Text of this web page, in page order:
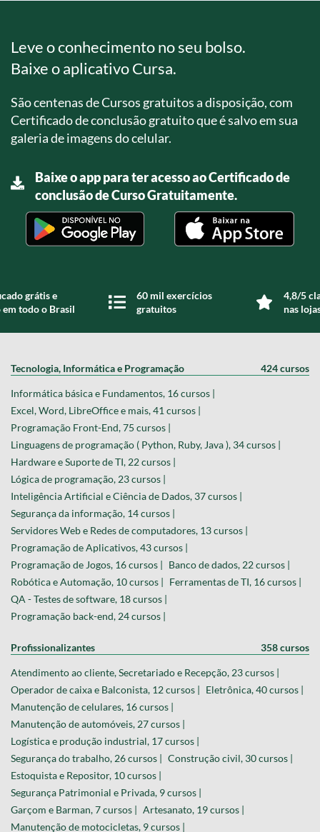
Leve o conhecimento no seu bolso.
Baixe o aplicativo Cursa.
São centenas de Cursos gratuitos a disposição, com
Certificado de conclusão gratuito que é salvo em sua
galeria de imagens do celular.
Baixe o app para ter acesso ao Certificado de
conclusão de Curso Gratuitamente.
grátis e
todo o Brasil
60 mil exercícios
gratuitos
4,8/5
nas
Tecnologia, Informática e Programação 424 cursos
Informática básica e Fundamentos, 16 cursos |
Excel, Word, LibreOffice e mais, 41 cursos |
Programação Front-End, 75 cursos |
Linguagens de programação ( Python, Ruby, Java ), 34 cursos |
Hardware e Suporte de TI, 22 cursos |
Lógica de programação, 23 cursos |
Inteligência Artificial e Ciência de Dados, 37 cursos |
Segurança da informação, 14 cursos |
Servidores Web e Redes de computadores, 13 cursos |
Programação de Aplicativos, 43 cursos |
Programação de Jogos, 16 cursos |
Banco de dados, 22 cursos |
Robótica e Automação, 10 cursos |
Ferramentas de TI, 16 cursos |
QA - Testes de software, 18 cursos |
Programação back-end, 24 cursos |
Profissionalizantes 358 cursos
Atendimento ao cliente, Secretariado e Recepção, 23 cursos |
Operador de caixa e Balconista, 12 cursos |
Eletrônica, 40 cursos |
Manutenção de celulares, 16 cursos |
Manutenção de automóveis, 27 cursos |
Logística e produção industrial, 17 cursos |
Segurança do trabalho, 26 cursos |
Construção civil, 30 cursos |
Estoquista e Repositor, 10 cursos |
Segurança Patrimonial e Privada, 9 cursos |
Garçom e Barman, 7 cursos |
Artesanato, 19 cursos |
Manutenção de motocicletas, 9 cursos |